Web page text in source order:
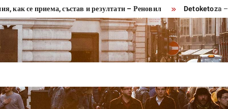
се приема, състав и резултати – Реновил Detoketoza –